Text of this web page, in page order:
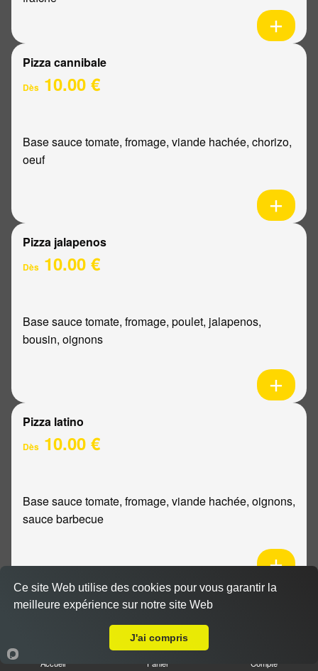
Pizza cannibale
Dès 10.00 €
Base sauce tomate, fromage, viande hachée, chorizo,
oeuf
Pizza jalapenos
Dès 10.00 €
Base sauce tomate, fromage, poulet, jalapenos,
bousin, oignons
Pizza latino
Dès 10.00 €
Base sauce tomate, fromage, viande hachée, oignons,
sauce barbecue
Pizza mexicaine
Accueil Panier Compte
Ce site Web utilise des cookies pour vous garantir la
meilleure expérience sur notre site Web
J'ai compris